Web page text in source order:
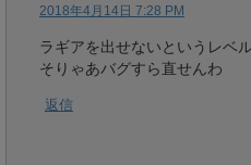
2018年4月14日 7:28 PM
ラギアを出せないというレベ
そりゃあバグすら直せんわ
返信